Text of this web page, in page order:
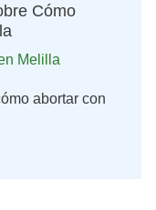
Cómo
Melilla
abortar con